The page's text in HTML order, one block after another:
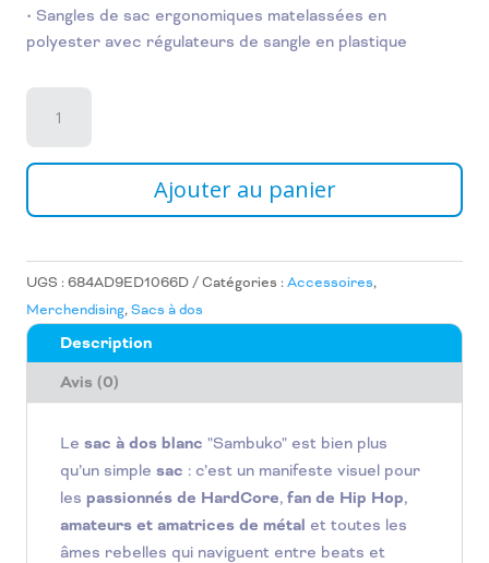
• Sangles de sac ergonomiques matelassées en
polyester avec régulateurs de sangle en plastique
quantité
Sac
à
dos
:
Sambuko
Ajouter au panier
UGS : 684AD9ED1066D Catégories : Accessoires,
Merchendising,Sacs à dos
Description
Avis (0)
Le sac à dos blanc "Sambuko" est bien plus
qu’un simple sac : c’est un manifeste visuel pour
les passionnés de HardCore, fan de Hip Hop,
amateurs et amatrices de métal et toutes les
âmes rebelles qui naviguent entre beats et